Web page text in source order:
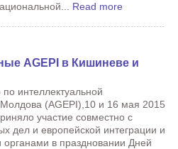
Read more
AGEPI в Кишиневе и
по интеллектуальной
Молдова (AGEPI),10 и 16 мая 2015
участие совместно с
дел и европейской интеграции и
органами в праздновании Дней